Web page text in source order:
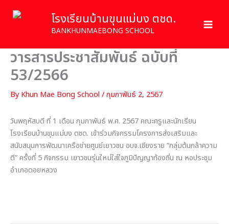
โรงเรียนบ้านขุนแม่บง ตชด.
BANKHUNMAEBONG SCHOOL
วารสารประชาสัมพันธ์ ฉบับที่
53/2566
ByKhun Mae Bong School /กุมภาพันธ์ 2, 2567
วันพฤหัสบดี ที่ 1 เดือน กุมภาพันธ์ พ.ศ. 2567 คณะครูและนักเรียน
โรงเรียนบ้านขุนแม่บง ตชด. เข้าร่วมกิจกรรมโครงการส่งเสริมและ
สนับสนุนการพัฒนาเครือข่ายศูนย์เยาวชน อบจ.เชียงราย “กลุ่มต้นกล้าความ
ดี” ครั้งที่ 5 กิจกรรม เยาวชนรุ่นใหม่ใส่ใจภูมิปัญญาท้องถิ่น ณ หอประชุม
อำเภอดอยหลวง